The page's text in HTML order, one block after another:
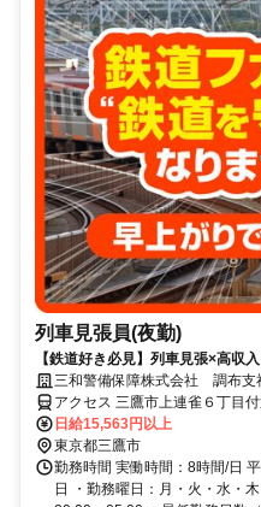
列車見張員(夜勤)
【鉄道好き必見】列車見張×高収
が給料日！日払いもOK！
三和警備保障株式会社 調布支
アクセス 三鷹市上連雀６丁目
相談可 ■週3日～■電話面接■即日
日給15,563円以上
東京都三鷹市
勤務時間 実働時間：8時間/日
日 ・勤務曜日：月・火・水・